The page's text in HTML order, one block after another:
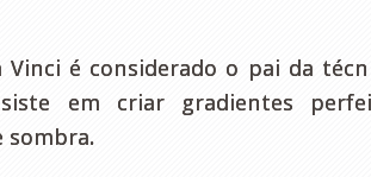
Vinci é considerado o pai da
em criar gradientes
sombra.